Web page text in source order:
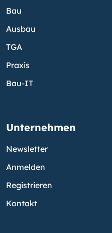
Bau
Ausbau
TGA
Praxis
Bau-IT
Unternehmen
Newsletter
Anmelden
Registrieren
Kontakt